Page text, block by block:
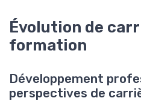
Évolution de
formation
Développement
perspectives de